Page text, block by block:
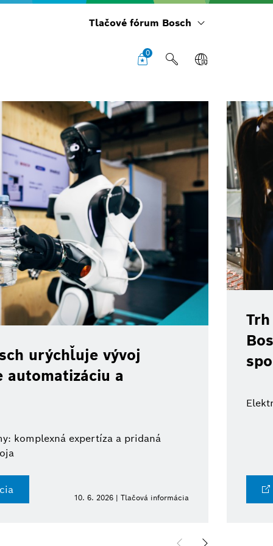
Tlačové fórum Bosch
0
urýchľuje vývoj
a
komplexná expertíza a pridaná
10. 6. 2026 | Tlačová informácia